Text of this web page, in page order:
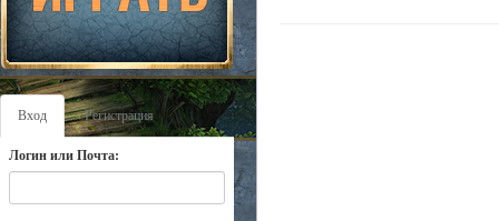
Вход Регистрация
Логин или Почта: